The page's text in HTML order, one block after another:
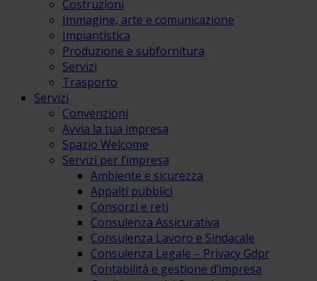
Costruzioni
Immagine, arte e comunicazione
Impiantistica
Produzione e subfornitura
Servizi
Trasporto
Servizi
Convenzioni
Avvia la tua impresa
Spazio Welcome
Servizi per l’impresa
Ambiente e sicurezza
Appalti pubblici
Consorzi e reti
Consulenza Assicurativa
Consulenza Lavoro e Sindacale
Consulenza Legale – Privacy Gdpr
Contabilità e gestione d’impresa